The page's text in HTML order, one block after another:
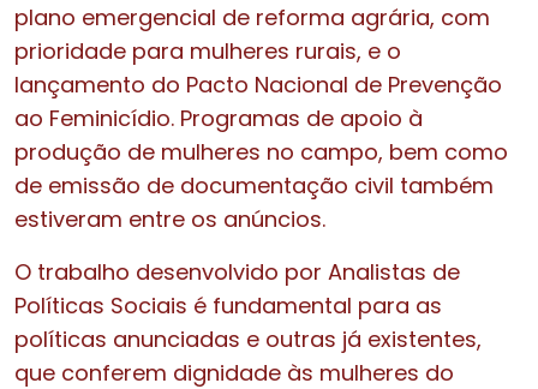
plano emergencial de reforma agrária, com
prioridade para mulheres rurais, e o
lançamento do Pacto Nacional de Prevenção
ao Feminicídio. Programas de apoio à
produção de mulheres no campo, bem como
de emissão de documentação civil também
estiveram entre os anúncios.
O trabalho desenvolvido por Analistas de
Políticas Sociais é fundamental para as
políticas anunciadas e outras já existentes,
que conferem dignidade às mulheres do